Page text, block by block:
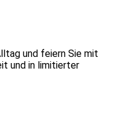
und feiern Sie mit
und in limitierter